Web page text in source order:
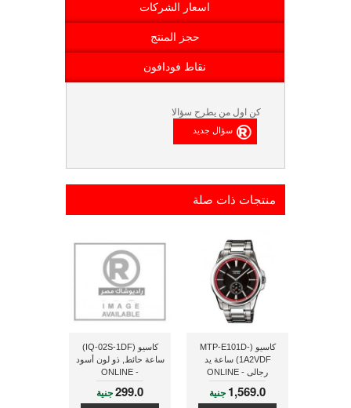
اسعار الشركات
حجز المنتج
نقاط فودافون
كن اول من يطرح سؤالا
منتجات ذات صلة
كاسيو (MTP-E101D-
1A2VDF) ساعة يد
رجالى - ONLINE
1,569.0 جنية
كاسيو (IQ-02S-1DF)
ساعة حائط, ذو لون أسود
- ONLINE
299.0جنية